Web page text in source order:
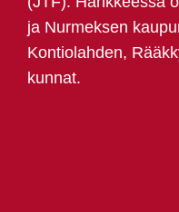
ja Nurmeksen
Kontiolahden,
kunnat.